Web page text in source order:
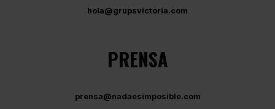
hola@grupsvictoria.com
PRENSA
prensa@nadaesimposible.com